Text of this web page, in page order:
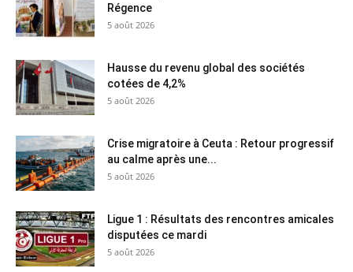
Régence
5 août 2026
Hausse du revenu global des sociétés
cotées de 4,2%
5 août 2026
Crise migratoire à Ceuta : Retour progressif
au calme après une...
5 août 2026
Ligue 1 : Résultats des rencontres amicales
disputées ce mardi
5 août 2026